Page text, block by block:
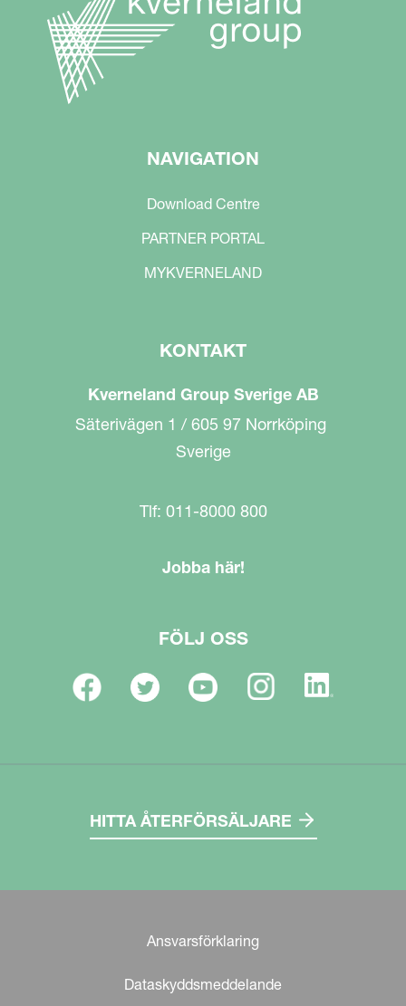
NAVIGATION
Download Centre
PARTNER PORTAL
MYKVERNELAND
KONTAKT
Kverneland Group Sverige AB
Säterivägen 1 / 605 97 Norrköping
Sverige
Tlf: 011-8000 800
Jobba här!
FÖLJ OSS
HITTA ÅTERFÖRSÄLJARE
Ansvarsförklaring
Dataskyddsmeddelande